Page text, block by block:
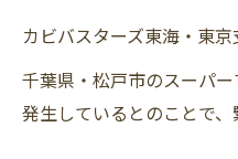
カビバスターズ東海・東京
千葉県・松戸市のスーパ
発生しているとのことで、